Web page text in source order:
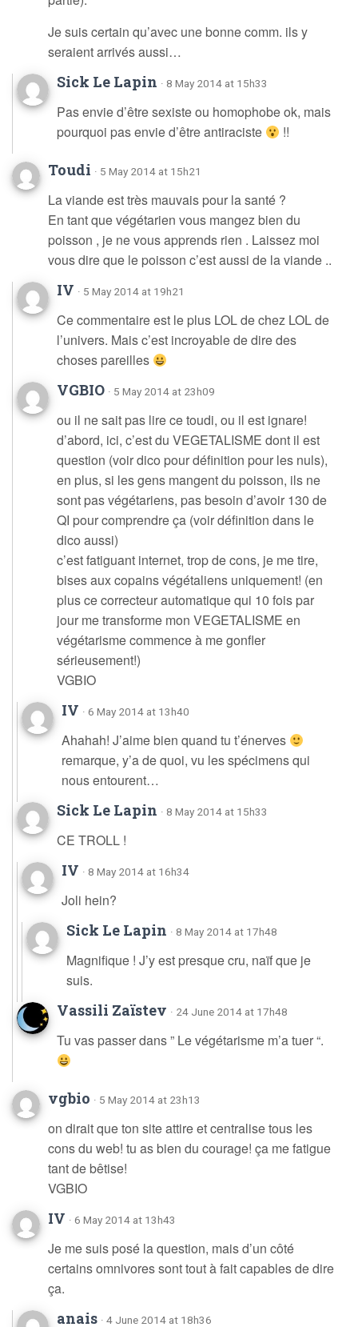
Je suis certain qu’avec une bonne comm. ils y
seraient arrivés aussi…
Sick Le Lapin · 8 May 2014 at 15h33
Pas envie d’être sexiste ou homophobe ok, mais
pourquoi pas envie d’être antiraciste
!!
Toudi · 5 May 2014 at 15h21
La viande est très mauvais pour la santé ?
En tant que végétarien vous mangez bien du
poisson , je ne vous apprends rien . Laissez moi
vous dire que le poisson c’est aussi de la viande ..
IV · 5 May 2014 at 19h21
Ce commentaire est le plus LOL de chez LOL de
l’univers. Mais c’est incroyable de dire des
choses pareilles
VGBIO · 5 May 2014 at 23h09
ou il ne sait pas lire ce toudi, ou il est ignare!
d’abord, ici, c’est du VEGETALISME dont il est
question (voir dico pour définition pour les nuls),
en plus, si les gens mangent du poisson, ils ne
sont pas végétariens, pas besoin d’avoir 130 de
QI pour comprendre ça (voir définition dans le
dico aussi)
c’est fatiguant internet, trop de cons, je me tire,
bises aux copains végétaliens uniquement! (en
plus ce correcteur automatique qui 10 fois par
jour me transforme mon VEGETALISME en
végétarisme commence à me gonfler
sérieusement!)
VGBIO
IV · 6 May 2014 at 13h40
Ahahah! J’aime bien quand tu t’énerves
remarque, y’a de quoi, vu les spécimens qui
nous entourent…
Sick Le Lapin · 8 May 2014 at 15h33
CE TROLL !
IV · 8 May 2014 at 16h34
Joli hein?
Sick Le Lapin · 8 May 2014 at 17h48
Magnifique ! J’y est presque cru, naïf que je
suis.
Vassili Zaïstev · 24 June 2014 at 17h48
Tu vas passer dans ” Le végétarisme m’a tuer “.
vgbio · 5 May 2014 at 23h13
on dirait que ton site attire et centralise tous les
cons du web! tu as bien du courage! ça me fatigue
tant de bêtise!
VGBIO
IV · 6 May 2014 at 13h43
Je me suis posé la question, mais d’un côté
certains omnivores sont tout à fait capables de dire
ça.
anais · 4 June 2014 at 18h36